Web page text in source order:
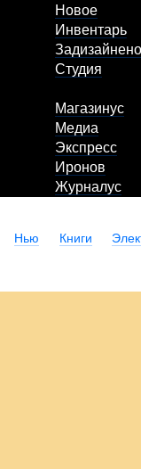
Новое
Инвентарь
Задизайнено
Студия
Магазинус
Медиа
Экспресс
Иронов
Журналус
Нью Книги